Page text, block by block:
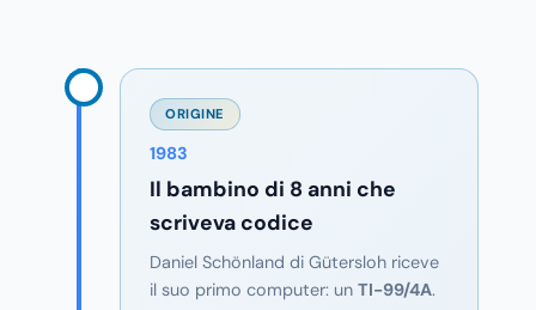
ORIGINE
1983
Il bambino di 8 anni che
scriveva codice
Daniel Schönland di Gütersloh riceve
il suo primo computer: un TI-99/4A.